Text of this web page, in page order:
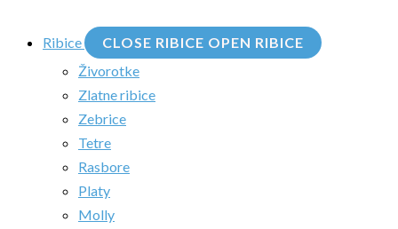
Ribice CLOSE RIBICE OPEN RIBICE
Živorotke
Zlatne ribice
Zebrice
Tetre
Rasbore
Platy
Molly